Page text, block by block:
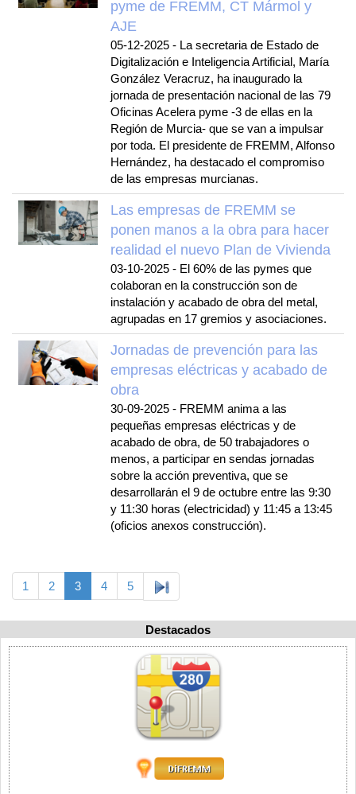
pyme de FREMM, CT Mármol y
AJE
05-12-2025 - La secretaria de Estado de
Digitalización e Inteligencia Artificial, María
González Veracruz, ha inaugurado la
jornada de presentación nacional de las 79
Oficinas Acelera pyme -3 de ellas en la
Región de Murcia- que se van a impulsar
por toda. El presidente de FREMM, Alfonso
Hernández, ha destacado el compromiso
de las empresas murcianas.
Las empresas de FREMM se
ponen manos a la obra para hacer
realidad el nuevo Plan de Vivienda
03-10-2025 - El 60% de las pymes que
colaboran en la construcción son de
instalación y acabado de obra del metal,
agrupadas en 17 gremios y asociaciones.
Jornadas de prevención para las
empresas eléctricas y acabado de
obra
30-09-2025 - FREMM anima a las
pequeñas empresas eléctricas y de
acabado de obra, de 50 trabajadores o
menos, a participar en sendas jornadas
sobre la acción preventiva, que se
desarrollarán el 9 de octubre entre las 9:30
y 11:30 horas (electricidad) y 11:45 a 13:45
(oficios anexos construcción).
1 2 3 4 5
Destacados